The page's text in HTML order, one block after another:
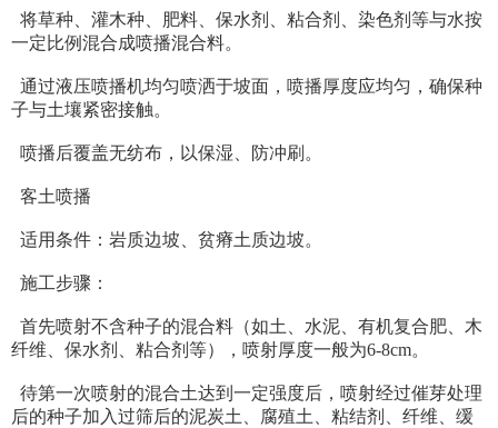
将草种、灌木种、肥料、保水剂、粘合剂、染色剂等与水按
一定比例混合成喷播混合料。
通过液压喷播机均匀喷洒于坡面，喷播厚度应均匀，确保种
子与土壤紧密接触。
喷播后覆盖无纺布，以保湿、防冲刷。
客土喷播
适用条件：岩质边坡、贫瘠土质边坡。
施工步骤：
首先喷射不含种子的混合料（如土、水泥、有机复合肥、木
纤维、保水剂、粘合剂等），喷射厚度一般为6-8cm。
待第一次喷射的混合土达到一定强度后，喷射经过催芽处理
后的种子加入过筛后的泥炭土、腐殖土、粘结剂、纤维、缓